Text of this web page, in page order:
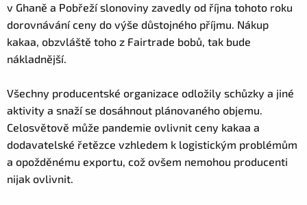
v Ghaně a Pobřeží slonoviny zavedly od října tohoto roku
dorovnávání ceny do výše důstojného příjmu. Nákup
kakaa, obzvláště toho z Fairtrade bobů, tak bude
nákladnější.
Všechny producentské organizace odložily schůzky a jiné
aktivity a snaží se dosáhnout plánovaného objemu.
Celosvětově může pandemie ovlivnit ceny kakaa a
dodavatelské řetězce vzhledem k logistickým problémům
a opožděnému exportu, což ovšem nemohou producenti
nijak ovlivnit.